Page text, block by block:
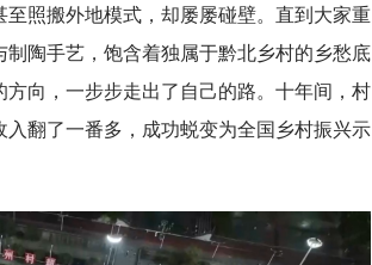
照搬外地模式，却屡屡碰壁。直到大家重
陶手艺，饱含着独属于黔北乡村的乡愁底
向，一步步走出了自己的路。十年间，村
翻了一番多，成功蜕变为全国乡村振兴示